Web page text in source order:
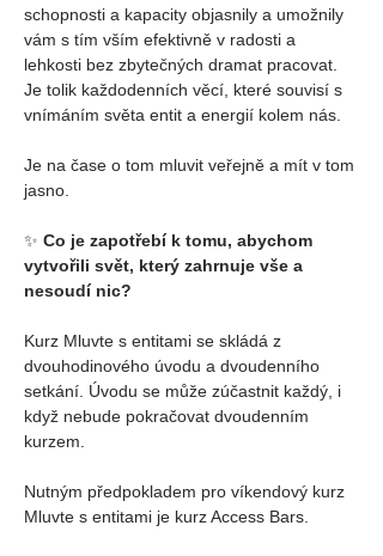
schopnosti a kapacity objasnily a umožnily
vám s tím vším efektivně v radosti a
lehkosti bez zbytečných dramat pracovat.
Je tolik každodenních věcí, které souvisí s
vnímáním světa entit a energií kolem nás.
Je na čase o tom mluvit veřejně a mít v tom
jasno.
✨ Co je zapotřebí k tomu, abychom
vytvořili svět, který zahrnuje vše a
nesoudí nic?
Kurz Mluvte s entitami se skládá z
dvouhodinového úvodu a dvoudenního
setkání. Úvodu se může zúčastnit každý, i
když nebude pokračovat dvoudenním
kurzem.
Nutným předpokladem pro víkendový kurz
Mluvte s entitami je kurz Access Bars.